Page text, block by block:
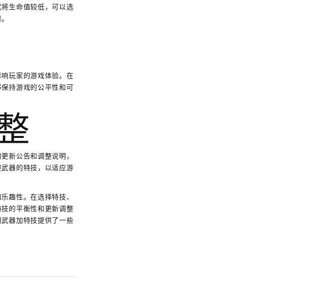
生命值较低，可以选
玩家的游戏体验。在
持游戏的公平性和可
新公告和调整说明，
器的特技，以适应游
趣性。在选择特技、
的平衡性和更新调整
器加特技提供了一些